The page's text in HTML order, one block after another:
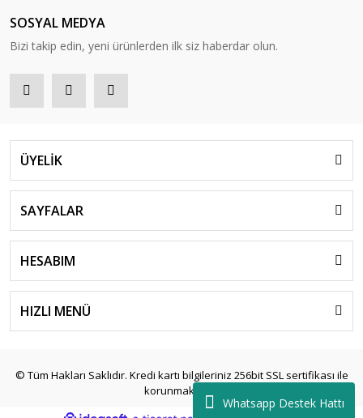
Whatsapp Destek Hattı
SOSYAL MEDYA
Bizi takip edin, yeni ürünlerden ilk siz haberdar olun.
ÜYELİK
SAYFALAR
HESABIM
HIZLI MENÜ
© Tüm Hakları Saklıdır. Kredi kartı bilgileriniz 256bit SSL sertifikası ile
korunmaktadır.